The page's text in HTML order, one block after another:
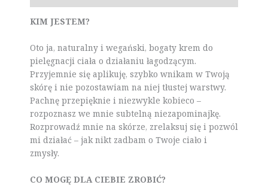
KIM JESTEM?
Oto ja, naturalny i wegański, bogaty krem do
pielęgnacji ciała o działaniu łagodzącym.
Przyjemnie się aplikuję, szybko wnikam w Twoją
skórę i nie pozostawiam na niej tłustej warstwy.
Pachnę przepięknie i niezwykle kobieco –
rozpoznasz we mnie subtelną niezapominajkę.
Rozprowadź mnie na skórze, zrelaksuj się i pozwól
mi działać – jak nikt zadbam o Twoje ciało i
zmysły.
CO MOGĘ DLA CIEBIE ZROBIĆ?